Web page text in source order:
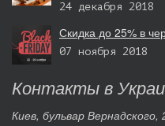
24 декабря 2018
Скидка до 25% в
07 ноября 2018
Контакты в
Киев, бульвар Вернадского,